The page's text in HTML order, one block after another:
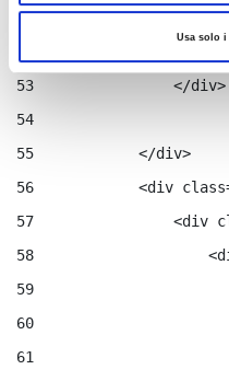
Usa solo i
51
<div
53
                </div>
54
55
            </div>
56
<div
57
<div
58
59
60
61